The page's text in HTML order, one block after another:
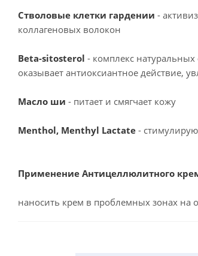
Стволовые клетки гардении -
коллагеновых волокон
Beta-sitosterol - комплекс натуральных
оказывает антиоксиантное действие,
Масло ши - питает и смягчает кожу
Menthol, Menthyl Lactate -
Применение Антицеллюлитного
наносить крем в проблемных зонах на